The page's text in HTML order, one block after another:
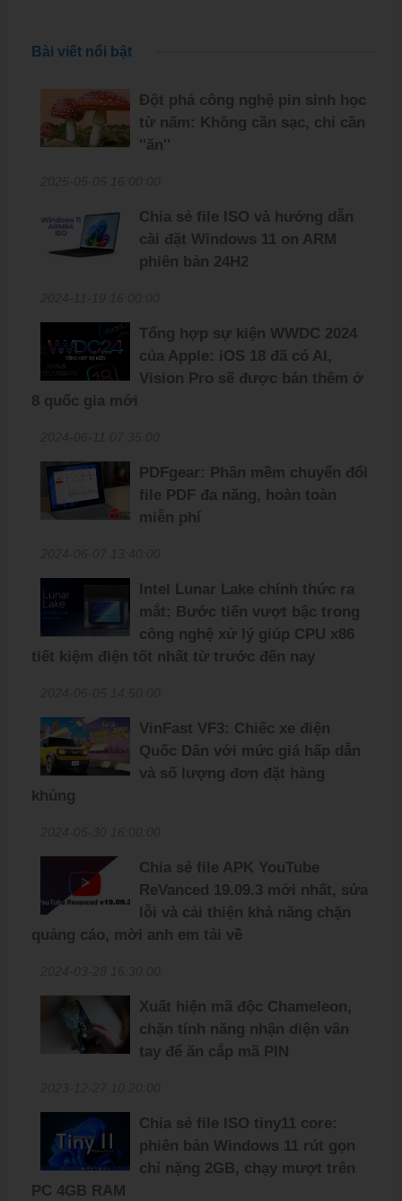
Bài viết nổi bật
Đột phá công nghệ pin sinh học
từ nấm: Không cần sạc, chỉ cần
''ăn''
Chia sẻ file ISO và hướng dẫn
cài đặt Windows 11 on ARM
phiên bản 24H2
Tổng hợp sự kiện WWDC 2024
của Apple: iOS 18 đã có AI,
Vision Pro sẽ được bán thêm ở
8 quốc gia mới
PDFgear: Phần mềm chuyển đổi
file PDF đa năng, hoàn toàn
miễn phí
Intel Lunar Lake chính thức ra
mắt: Bước tiến vượt bậc trong
công nghệ xử lý giúp CPU x86
tiết kiệm điện tốt nhất từ trước đến nay
VinFast VF3: Chiếc xe điện
Quốc Dân với mức giá hấp dẫn
và số lượng đơn đặt hàng
khủng
Chia sẻ file APK YouTube
ReVanced 19.09.3 mới nhất, sửa
lỗi và cải thiện khả năng chặn
quảng cáo, mời anh em tải về
Xuất hiện mã độc Chameleon,
chặn tính năng nhận diện vân
tay để ăn cắp mã PIN
Chia sẻ file ISO tiny11 core:
phiên bản Windows 11 rút gọn
chỉ nặng 2GB, chạy mượt trên
PC 4GB RAM